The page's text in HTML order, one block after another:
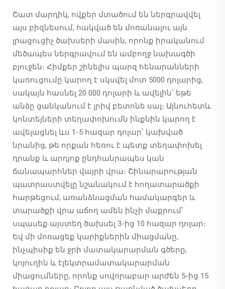
Շատ մարդիկ, ովքեր մտածում են ներգրավվել
այս բիզնեսում, հակված են մոռանալու այն
լրացուցիչ ծախսերի մասին, որոնք իրականում
մեծապես ներգրավում են ամբողջ նախագծի
բյուջեն։ Հիմքեր շինելիս պարզ հենարանների
կառուցումը կարող է սկսվել մոտ 5000 դոլարից,
սակայն հասնել 20 000 դոլարի և ավելին՝ եթե
անձը ցանկանում է լրիվ բետոնե սալ։ Այնուհետև
կոնտեյների տեղափոխումն ինքնին կարող է
ավելացնել ևս 1-5 հազար դոլար՝ կախված
նրանից, թե որքան հեռու է պետք տեղափոխել
դրանք և արդյոք ընդհանրապես կան
ճանապարհներ վայրի վրա։ Շինարարության
պատրաստվելը նշանակում է հողատարածքի
հարթեցում, առանձնացման համակարգեր և
տարածքի վրա աճող ամեն ինչի մաքրում՝
սպասեք այստեղ ծախսել 3-ից 10 հազար դոլար։
Եվ մի մոռացեք կարիքներին միացմանը,
ինչպիսիք են ջրի մատակարարման գծերը,
կոյուղին և էլեկտրամատակարարման
միացումները, որոնք սովորաբար արժեն 5-ից 15